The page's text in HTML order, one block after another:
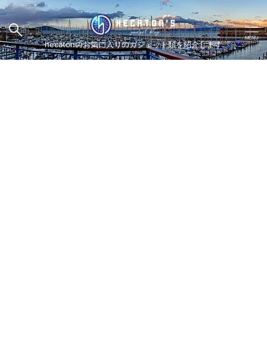
hecatonのお気に入りのガジェット類を紹介します